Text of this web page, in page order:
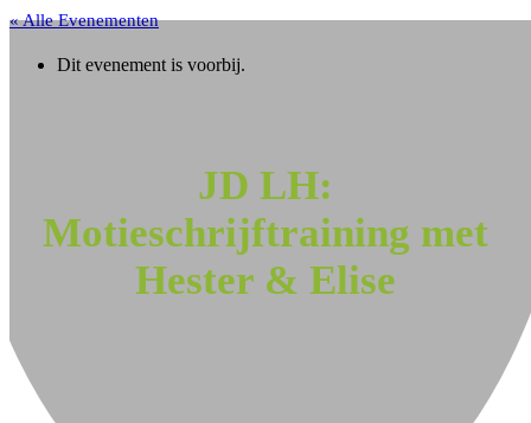
« Alle Evenementen
Dit evenement is voorbij.
JD LH:
Motieschrijftraining met
Hester & Elise